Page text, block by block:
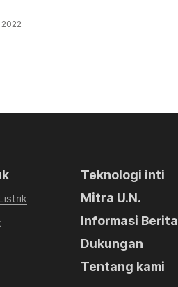
Teknologi inti
Mitra U.N.
Informasi Berita
Dukungan
Tentang kami